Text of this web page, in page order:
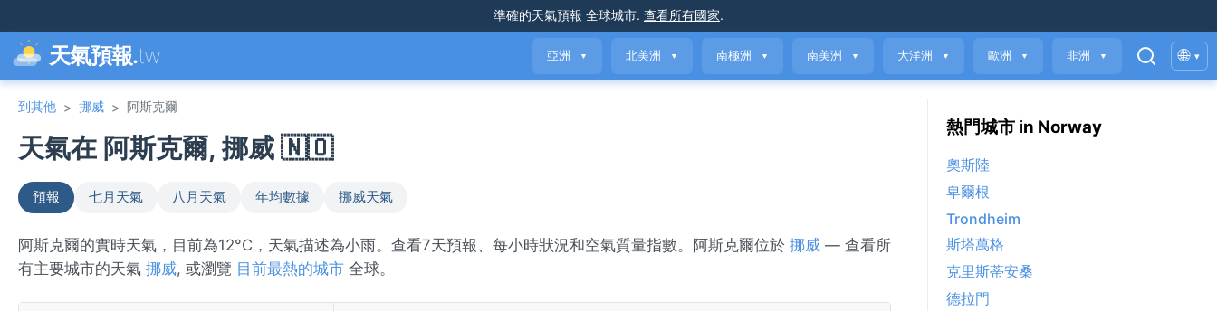
準確的天氣預報 全球城市. 查看所有國家.
天氣預報.tw 亞洲 ▼ 北美洲 ▼ 南極洲 ▼ 南美洲 ▼ 大洋洲 ▼ 歐洲 ▼ 非洲 ▼ 🌐 ▾
到其他 > 挪威 > 阿斯克爾
天氣在 阿斯克爾, 挪威 🇳🇴
預報 七月天氣 八月天氣 年均數據 挪威天氣
阿斯克爾的實時天氣，目前為12°C，天氣描述為小雨。查看7天預報、每小時狀況和空氣質量指數。阿斯克爾位於 挪威 — 查看所
有主要城市的天氣 挪威, 或瀏覽 目前最熱的城市 全球。
熱門城市 in Norway
奧斯陸
卑爾根
Trondheim
斯塔萬格
克里斯蒂安桑
德拉門